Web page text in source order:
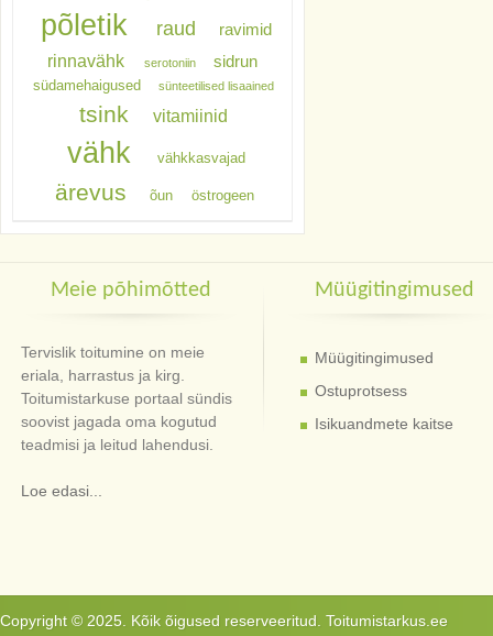
põletik raud ravimid
rinnavähk serotoniin sidrun
südamehaigused sünteetilised lisaained
tsink vitamiinid
vähk vähkkasvajad
ärevus õun östrogeen
Meie põhimõtted
Tervislik toitumine on meie
eriala, harrastus ja kirg.
Toitumistarkuse portaal sündis
soovist jagada oma kogutud
teadmisi ja leitud lahendusi.
Loe edasi...
Müügitingimused
Müügitingimused
Ostuprotsess
Isikuandmete kaitse
Copyright © 2025. Kõik õigused reserveeritud. Toitumistarkus.ee